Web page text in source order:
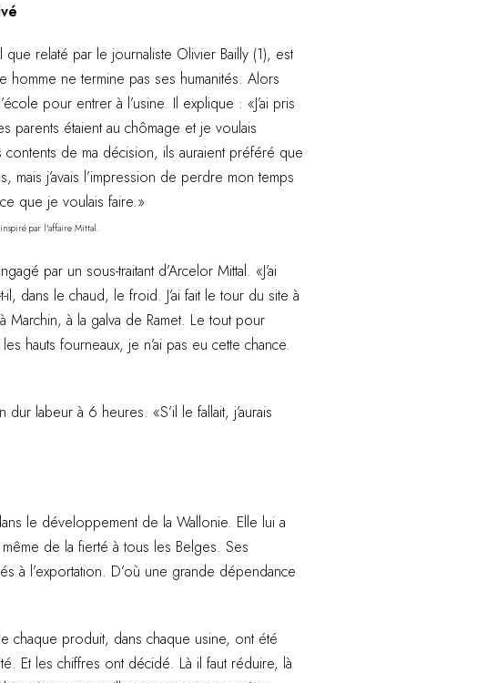
relaté par le journaliste Olivier Bailly (1), est
homme ne termine pas ses humanités. Alors
pour entrer à l’usine. Il explique : «J’ai pris
parents étaient au chômage et je voulais
contents de ma décision, ils auraient préféré que
mais j’avais l’impression de perdre mon temps
que je voulais faire.»
par l'affaire Mittal.
par un sous-traitant d’Arcelor Mittal. «J’ai
il, dans le chaud, le froid. J’ai fait le tour du site à
Marchin, à la galva de Ramet. Le tout pour
hauts fourneaux, je n’ai pas eu cette chance.
labeur à 6 heures. «S’il le fallait, j’aurais
le développement de la Wallonie. Elle lui a
de la fierté à tous les Belges. Ses
à l’exportation. D’où une grande dépendance
chaque produit, dans chaque usine, ont été
Et les chiffres ont décidé. Là il faut réduire, là